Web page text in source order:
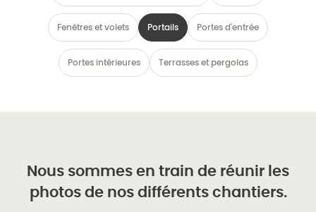
Fenêtres et volets Portails Portes d'entrée
Portes intérieures Terrasses et pergolas
Nous sommes en train de réunir les
photos de nos différents chantiers.